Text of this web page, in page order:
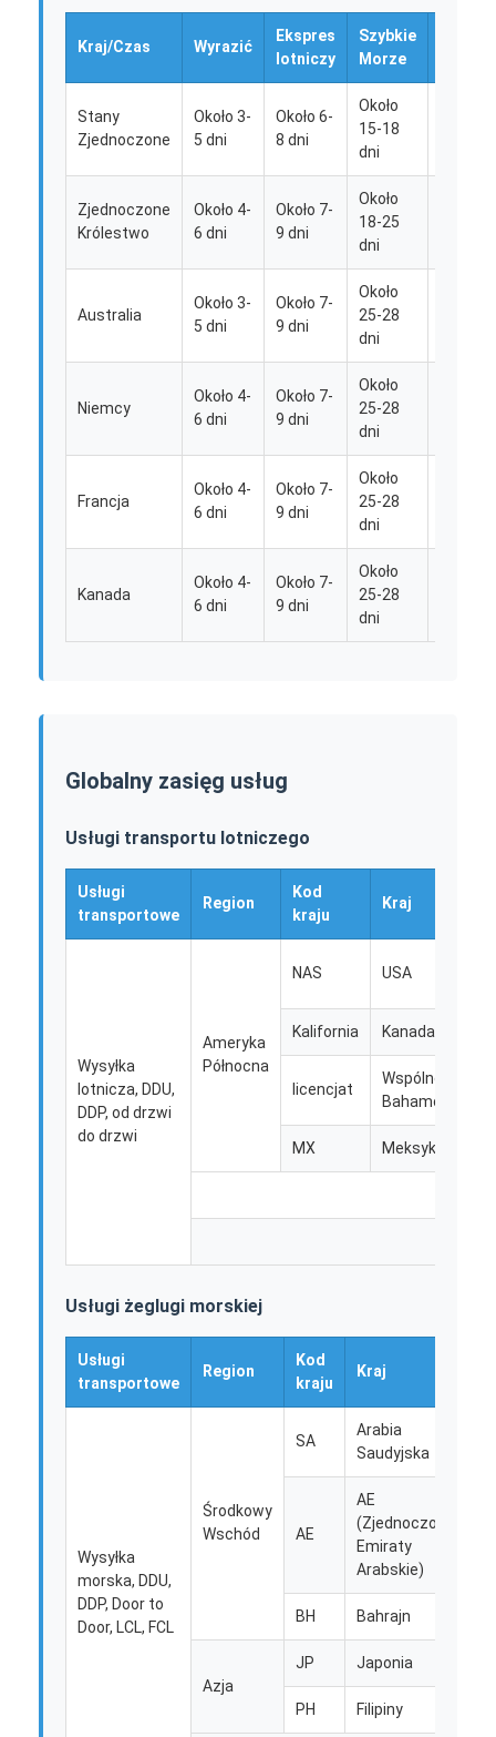
Rozmawiaj teraz.
Spedycja lotnicza
Fracht morski
Wyślij do Amazonu
Transport ciężarowy
Kraj/Czas Wyrazić
Ekspres
lotniczy
Szybkie
Morze
Stany
Zjednoczone
Około 3-
5 dni
Około 6-
8 dni
Około
15-18
dni
Zjednoczone
Królestwo
Około 4-
6 dni
Około 7-
9 dni
Około
18-25
dni
Australia
Około 3-
5 dni
Około 7-
9 dni
Około
25-28
dni
Niemcy
Około 4-
6 dni
Około 7-
9 dni
Około
25-28
dni
Francja
Około 4-
6 dni
Około 7-
9 dni
Około
25-28
dni
Kanada
Około 4-
6 dni
Około 7-
9 dni
Około
25-28
dni
Globalny zasięg usług
Usługi transportu lotniczego
Usługi
transportowe
Region
Kod
kraju
Kraj
Wysyłka
lotnicza, DDU,
DDP, od drzwi
do drzwi
Ameryka
Północna
NAS USA
Kalifornia Kanada
licencjat
Wspólnota
Bahamów
MX Meksyk
Usługi żeglugi morskiej
Usługi
transportowe
Region
Kod
kraju
Kraj
Wysyłka
morska, DDU,
DDP, Door to
Door, LCL, FCL
Środkowy
Wschód
SA
Arabia
Saudyjska
AE
AE
(Zjednoczone
Emiraty
Arabskie)
BH Bahrajn
Azja
JP Japonia
PH Filipiny